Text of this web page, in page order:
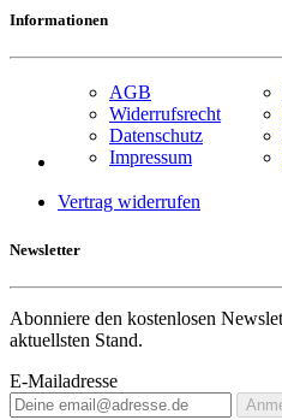
Informationen
AGB
Widerrufsrecht
Datenschutz
Impressum
Vertrag widerrufen
Newsletter
Abonniere den kostenlosen
aktuellsten Stand.
E-Mailadresse